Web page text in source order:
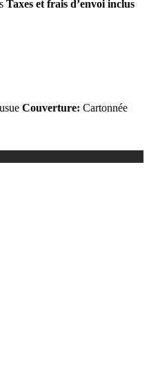
Taxes et frais d’envoi inclus
Couverture: Cartonnée